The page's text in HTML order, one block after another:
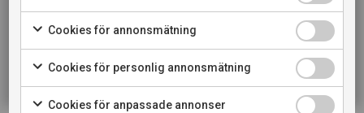
och svartpeppar. Vinet är mycket välbalanserat och
elegant med mjuka tanniner och ett långt harmoniskt
avslut.
Druvorna skördas för hand första och andra
Cookies för annonsmätning
Cookies för personlig annonsmätning
Cookies för anpassade annonser